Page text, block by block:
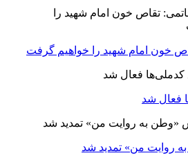
خون امام شهید را خواهیم گرفت
فعال شد
روایت من» تمدید شد